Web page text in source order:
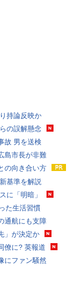
持論反映か
の誤解懸念
故 男を送検
島市長が非難
の向き合い方
基準を解説
に「明暗」
た生活習慣
通航にも支障
」が決定か
僚に? 英報道
にファン騒然